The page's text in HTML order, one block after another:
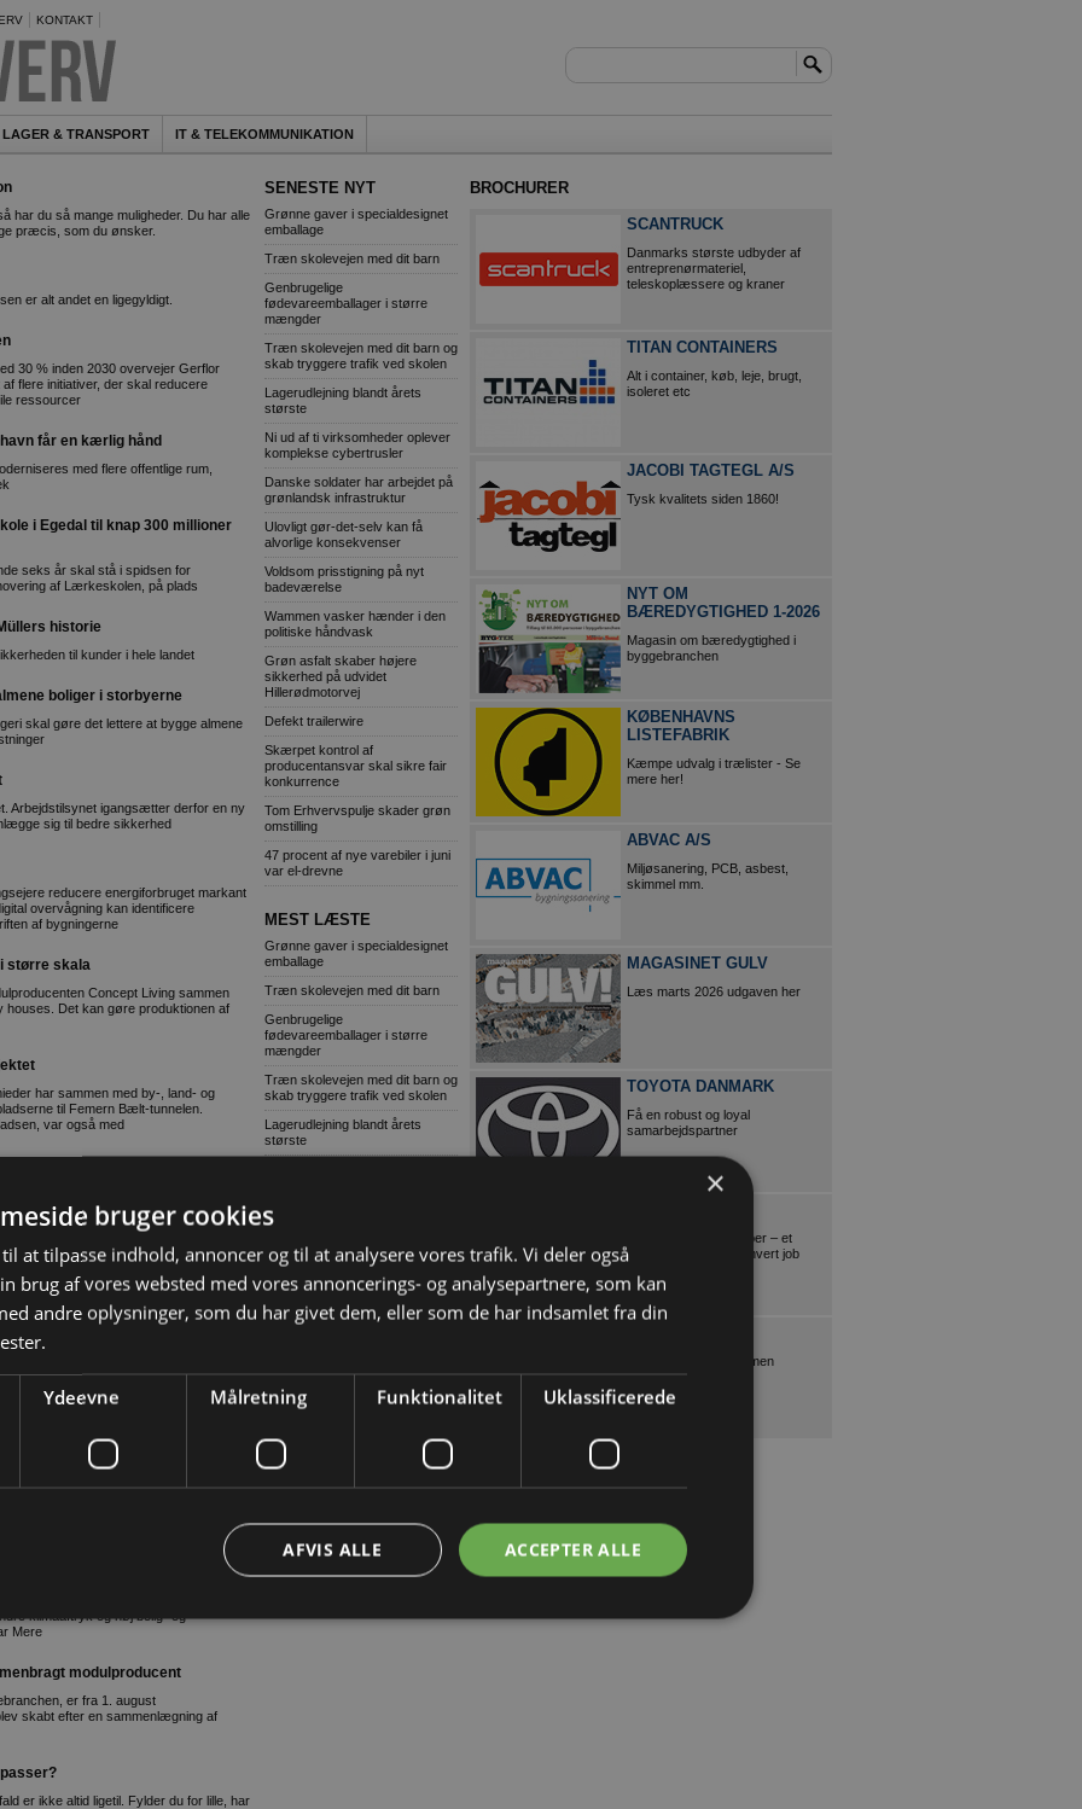
KONTAKT
LAGER & TRANSPORT IT & TELEKOMMUNIKATION
har du så mange muligheder. Du har alle
præcis, som du ønsker.
er alt andet en ligegyldigt.
30 % inden 2030 overvejer Gerflor
flere initiativer, der skal reducere
ressourcer
får en kærlig hånd
med flere offentlige rum,
i Egedal til knap 300 millioner
seks år skal stå i spidsen for
af Lærkeskolen, på plads
historie
til kunder i hele landet
boliger i storbyerne
skal gøre det lettere at bygge almene
Arbejdstilsynet igangsætter derfor en ny
sig til bedre sikkerhed
reducere energiforbruget markant
overvågning kan identificere
af bygningerne
større skala
Concept Living sammen
houses. Det kan gøre produktionen af
har sammen med by-, land- og
til Femern Bælt-tunnelen.
var også med
ombygge bygning til politiet i Odense på
på vækst og forbedrede resultater med
ryggen
marked
sender Ejendomsselskabet
vækst
pavilloner. Moderne
høj kvalitet og arkitektonisk
i
til betalbare boliger?
med til at vise, hvordan eksisterende
klimaaftryk og høj bolig- og
Mere
modulproducent
er fra 1. august
skabt efter en sammenlægning af
er ikke altid ligetil. Fylder du for lille, har
SENESTE NYT
Grønne gaver i specialdesignet
emballage
Træn skolevejen med dit barn
Genbrugelige
fødevareemballager i større
mængder
Træn skolevejen med dit barn og
skab tryggere trafik ved skolen
Lagerudlejning blandt årets
største
Ni ud af ti virksomheder oplever
komplekse cybertrusler
Danske soldater har arbejdet på
grønlandsk infrastruktur
Ulovligt gør-det-selv kan få
alvorlige konsekvenser
Voldsom prisstigning på nyt
badeværelse
Wammen vasker hænder i den
politiske håndvask
Grøn asfalt skaber højere
sikkerhed på udvidet
Hillerødmotorvej
Defekt trailerwire
Skærpet kontrol af
producentansvar skal sikre fair
konkurrence
Tom Erhvervspulje skader grøn
omstilling
47 procent af nye varebiler i juni
var el-drevne
MEST LÆSTE
Grønne gaver i specialdesignet
emballage
Træn skolevejen med dit barn
Genbrugelige
fødevareemballager i større
mængder
Træn skolevejen med dit barn og
skab tryggere trafik ved skolen
Lagerudlejning blandt årets
største
Danske soldater har arbejdet på
grønlandsk infrastruktur
Ulovligt gør-det-selv kan få
alvorlige konsekvenser
Voldsom prisstigning på nyt
badeværelse
Grøn asfalt skaber højere
sikkerhed på udvidet
Defekt trailerwire
Tom Erhvervspulje skader grøn
omstilling
BROCHURER
SCANTRUCK
Danmarks største udbyder af
entreprenørmateriel,
teleskoplæssere og kraner
TITAN CONTAINERS
Alt i container, køb, leje, brugt,
isoleret etc
JACOBI TAGTEGL A/S
Tysk kvalitets siden 1860!
NYT OM
BÆREDYGTIGHED 1-2026
Magasin om bæredygtighed i
byggebranchen
KØBENHAVNS
LISTEFABRIK
Kæmpe udvalg i trælister - Se
mere her!
ABVAC A/S
Miljøsanering, PCB, asbest,
skimmel mm.
MAGASINET GULV
Læs marts 2026 udgaven her
TOYOTA DANMARK
Få en robust og loyal
samarbejdspartner
Ford vans og pickupper – et
erhvervskøretøj til ethvert job
Lad os gøre det sammen
×
bruger cookies
at tilpasse indhold, annoncer og til at analysere vores trafik. Vi deler også
brug af vores websted med vores annoncerings- og analysepartnere, som kan
andre oplysninger, som du har givet dem, eller som de har indsamlet fra din
Ydeevne Målretning Funktionalitet Uklassificerede
ACCEPTER ALLE
AFVIS ALLE